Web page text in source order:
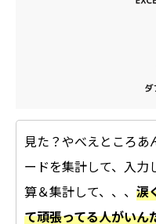
見た？やべえところあ
ードを集計して、入力
算＆集計して、、、 涙
て頑張ってる人がいん